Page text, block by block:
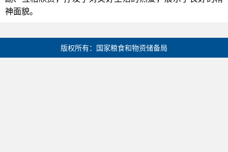
神面貌。
版权所有：国家粮食和物资储备局